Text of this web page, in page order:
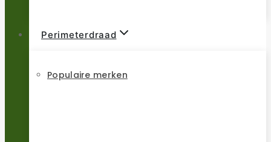
Perimeterdraad
Populaire merken